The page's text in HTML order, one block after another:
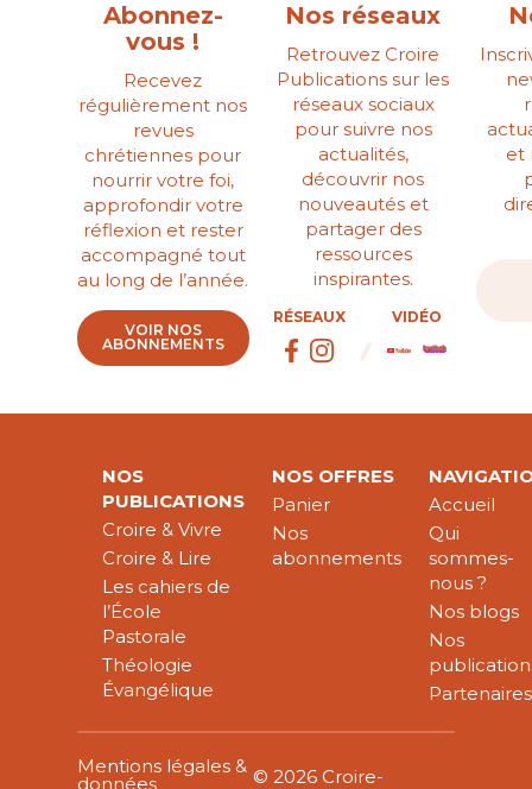
Abonnez-
vous !
Recevez
régulièrement nos
revues
chrétiennes pour
nourrir votre foi,
approfondir votre
réflexion et rester
accompagné tout
au long de l’année.
VOIR NOS
ABONNEMENTS
Nos réseaux
Retrouvez Croire
Publications sur les
réseaux sociaux
pour suivre nos
actualités,
découvrir nos
nouveautés et
partager des
ressources
inspirantes.
RÉSEAUX VIDÉO
et
NOS
PUBLICATIONS
Croire & Vivre
Croire & Lire
Les cahiers de
l’École
Pastorale
Théologie
Évangélique
NOS OFFRES
Panier
Nos
abonnements
Accueil
Qui
sommes-
nous ?
Nos blogs
Nos
Partenaires
Mentions légales &
données © 2026 Croire-